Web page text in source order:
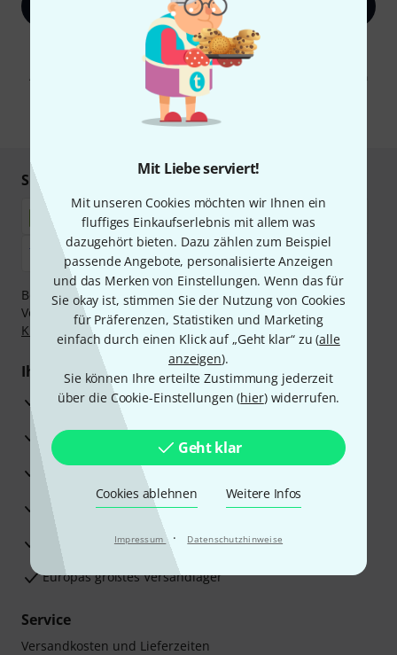
Mit Liebe serviert!
Mit unseren Cookies möchten wir Ihnen ein
fluffiges Einkaufserlebnis mit allem was
dazugehört bieten. Dazu zählen zum Beispiel
passende Angebote, personalisierte Anzeigen
und das Merken von Einstellungen. Wenn das für
Sie okay ist, stimmen Sie der Nutzung von Cookies
für Präferenzen, Statistiken und Marketing
einfach durch einen Klick auf „Geht klar“ zu (alle
anzeigen).
Sie können Ihre erteilte Zustimmung jederzeit
über die Cookie-Einstellungen (hier) widerrufen.
Geht klar
Cookies ablehnen Weitere Infos
Impressum · Datenschutzhinweise
Jetzt anmelden
Mit Klick auf „Jetzt anmelden“ stimmen Sie dem Erhalt von E-Mail-
Werbung und einer Messung des E-Mail-Nutzungsverhaltens zu. Die
Abmeldung ist jederzeit möglich. Weitere Informationen finden Sie in
unseren
Datenschutzhinweisen
* Pflichtfeld
Sicher einkaufen & bezahlen
Bezahlen Sie vertraulich und sicher per Nachnahme,
Vorkasse, PayPal, Amazon Pay, Klarna Sofort bezahlen
Klarna Ratenzahlungoder Kreditkarte.
Ihre Vorteile
3 Jahre Thomann Garantie
30 Tage Money-Back-Garantie
Reparaturservice
Beratung durch Fachexperten
Zufriedenheitsgarantie
Europas größtes Versandlager
Service
Versandkosten und Lieferzeiten